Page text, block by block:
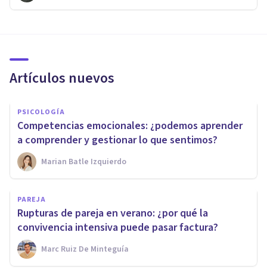
Artículos nuevos
PSICOLOGÍA
Competencias emocionales: ¿podemos aprender
a comprender y gestionar lo que sentimos?
Marian Batle Izquierdo
PAREJA
Rupturas de pareja en verano: ¿por qué la
convivencia intensiva puede pasar factura?
Marc Ruiz De Minteguía